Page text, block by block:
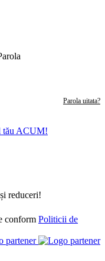
Parola uitata?
tău ACUM!
reduceri!
conform Politicii de